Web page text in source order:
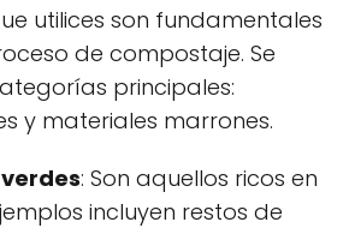
utilices son fundamentales
de compostaje. Se
principales:
y materiales marrones.
: Son aquellos ricos en
incluyen restos de